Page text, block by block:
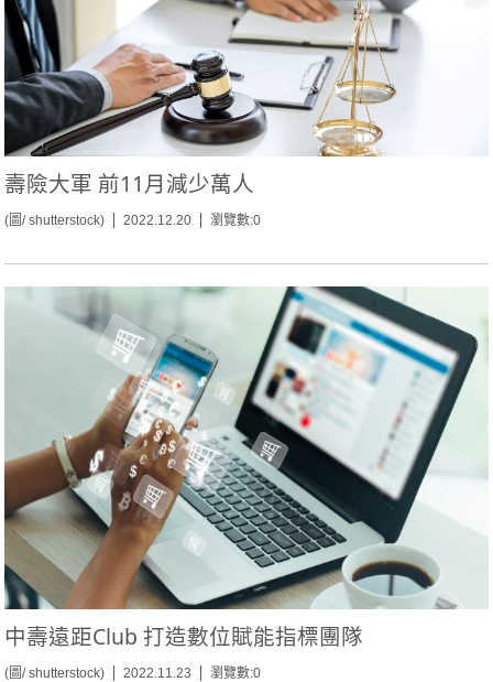
壽險大軍 前11月減少萬人
(圖/ shutterstock) 2022.12.20 瀏覽數:0
中壽遠距Club 打造數位賦能指標團隊
(圖/ shutterstock) 2022.11.23 瀏覽數:0